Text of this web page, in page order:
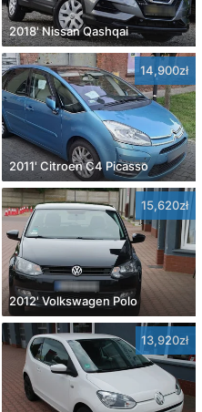
2018' Nissan Qashqai
14,900zł
2011' Citroen C4 Picasso
15,620zł
2012' Volkswagen Polo
13,920zł